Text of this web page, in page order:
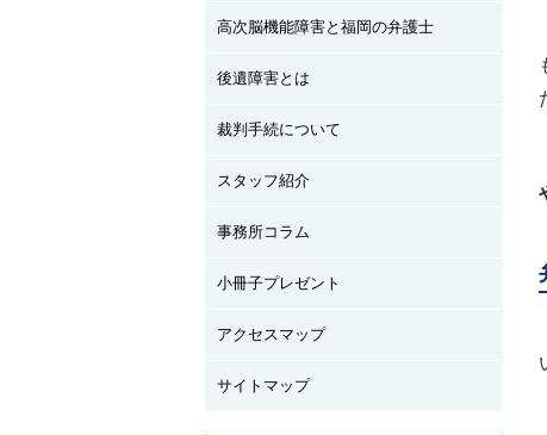
高次脳機能障害と福岡の弁護士
後遺障害とは
裁判手続について
スタッフ紹介
事務所コラム
小冊子プレゼント
アクセスマップ
サイトマップ